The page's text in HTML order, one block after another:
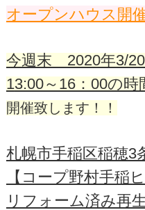
オープンハウス開
今週末 2020年3/
13:00～16：00の時
開催致します！！
札幌市手稲区稲穂3
【コープ野村手稲
リフォーム済み再